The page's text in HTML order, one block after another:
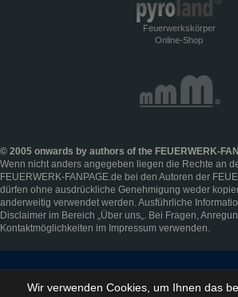
Feuerwerkskörper
Online-Shop
© 2005 onwards by authors of the FEUERWERK-
Wenn nicht anders angegeben liegen die Rechte an
FEUERWERK-FANPAGE.de bei den Autoren der
dürfen ohne ausdrückliche Genehmigung weder
anderweitig verwendet werden. Ausführliche
Disclaimer im Bereich „Über uns„. Bei Fragen,
Kontaktmöglichkeiten im Impressum verwenden.
Wir verwenden Cookies, um Ihnen das